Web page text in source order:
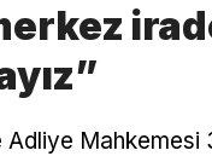
Mahkemesi